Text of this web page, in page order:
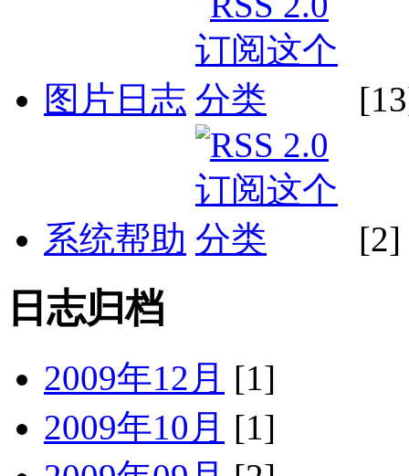
图片日志
系统帮助 [2]
日志归档
2009年12月 [1]
2009年10月 [1]